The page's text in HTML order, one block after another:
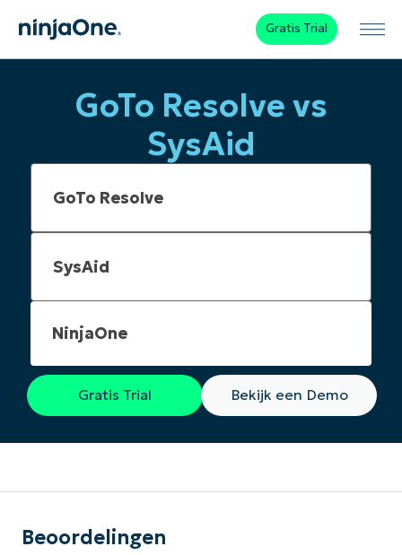
Gratis Trial
GoTo Resolve vs
SysAid
NinjaOne
Gratis Trial Bekijk een Demo
Beoordelingen